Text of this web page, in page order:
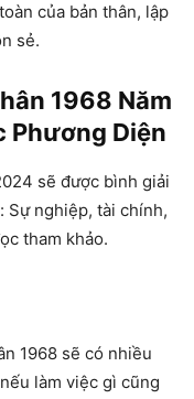
của bản thân, lập
sẻ.
1968 Năm
Phương Diện
sẽ được bình giải
Sự nghiệp, tài chính,
tham khảo.
1968 sẽ có nhiều
làm việc gì cũng